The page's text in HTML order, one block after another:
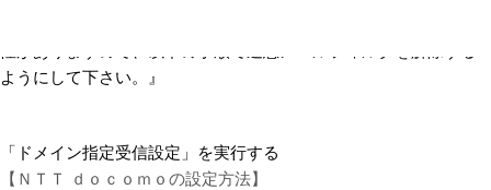
ようにして下さい。』
「ドメイン指定受信設定」を実行する
【ＮＴＴ ｄｏｃｏｍｏの設定方法】